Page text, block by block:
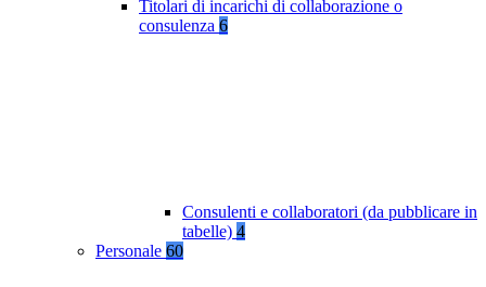
Titolari di incarichi di collaborazione o
consulenza 6
Consulenti e collaboratori (da pubblicare in
tabelle) 4
Personale 60